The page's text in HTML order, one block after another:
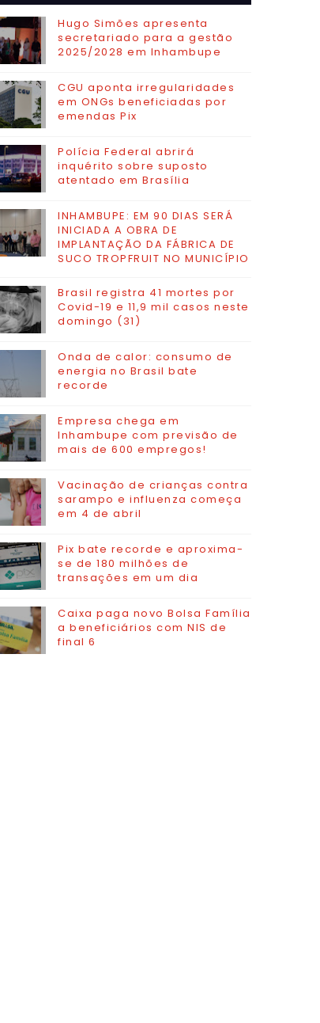
MAIS
Hugo Simões apresenta
secretariado para a gestão
2025/2028 em Inhambupe
CGU aponta irregularidades
em ONGs beneficiadas por
emendas Pix
Polícia Federal abrirá
inquérito sobre suposto
atentado em Brasília
INHAMBUPE: EM 90 DIAS SERÁ
INICIADA A OBRA DE
IMPLANTAÇÃO DA FÁBRICA DE
SUCO TROPFRUIT NO MUNICÍPIO
Brasil registra 41 mortes por
Covid-19 e 11,9 mil casos neste
domingo (31)
Onda de calor: consumo de
energia no Brasil bate
recorde
Empresa chega em
Inhambupe com previsão de
mais de 600 empregos!
Vacinação de crianças contra
sarampo e influenza começa
em 4 de abril
Pix bate recorde e aproxima-
se de 180 milhões de
transações em um dia
Caixa paga novo Bolsa Família
a beneficiários com NIS de
final 6